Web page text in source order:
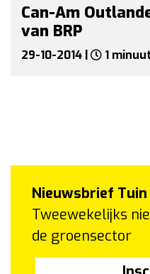
Can-Am
van BRP
29-10-2014 | 1
Nieuwsbrief Tuin
Tweewekelijks
de groensector